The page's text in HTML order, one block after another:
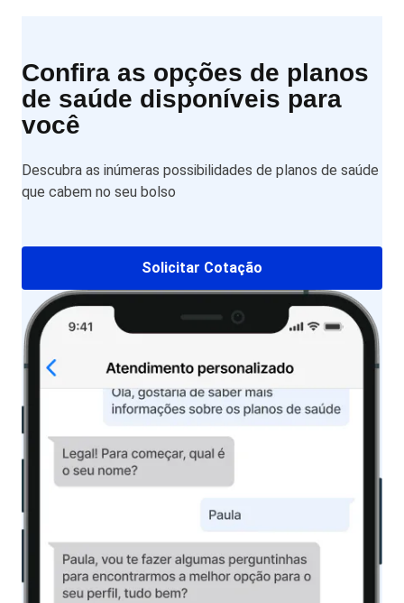
Confira as opções de planos
de saúde disponíveis para
você
Descubra as inúmeras possibilidades de planos de saúde
que cabem no seu bolso
Solicitar Cotação